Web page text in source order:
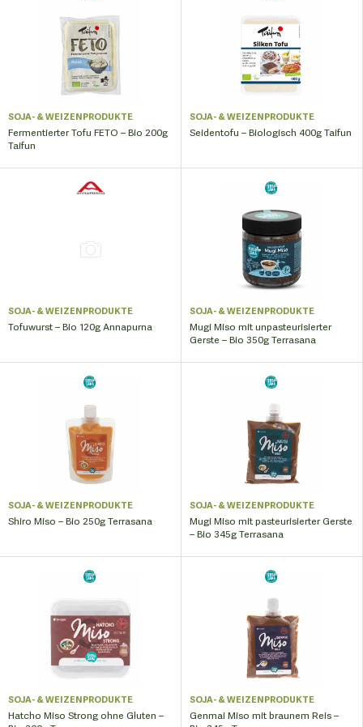
SOJA- & WEIZENPRODUKTE
Fermentierter Tofu FETO – Bio 200g
Taifun
SOJA- & WEIZENPRODUKTE
Seidentofu – Biologisch 400g Taifun
SOJA- & WEIZENPRODUKTE
Tofuwurst – Bio 120g Annapurna
SOJA- & WEIZENPRODUKTE
Mugi Miso mit unpasteurisierter
Gerste – Bio 350g Terrasana
SOJA- & WEIZENPRODUKTE
Shiro Miso – Bio 250g Terrasana
SOJA- & WEIZENPRODUKTE
Mugi Miso mit pasteurisierter Gerste
– Bio 345g Terrasana
SOJA- & WEIZENPRODUKTE
Hatcho Miso Strong ohne Gluten –
SOJA- & WEIZENPRODUKTE
Genmai Miso mit braunem Reis –